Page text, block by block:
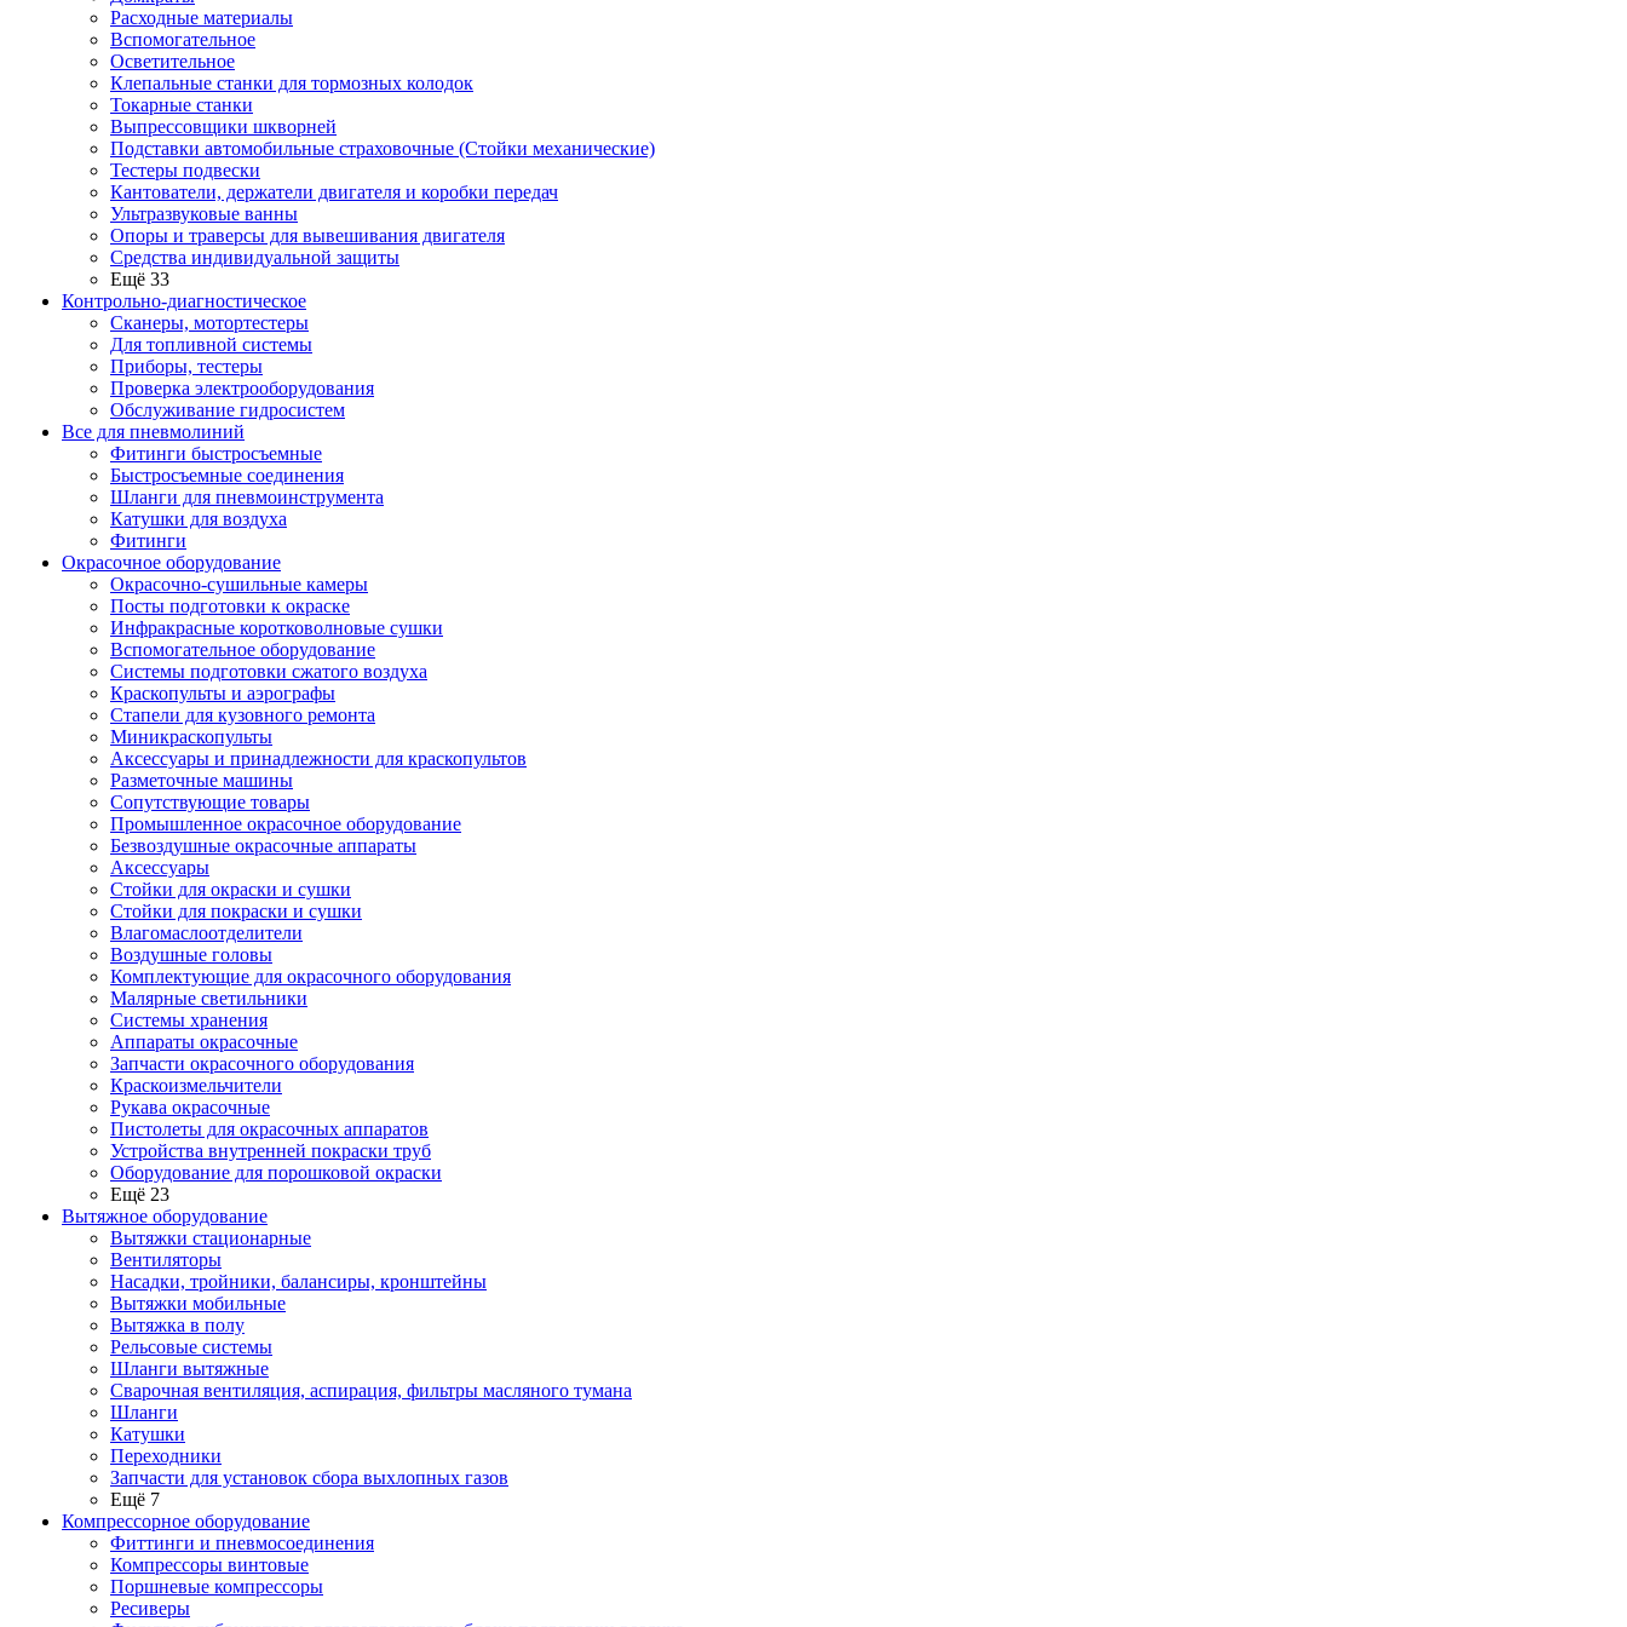
Расходные материалы
Вспомогательное
Осветительное
Клепальные станки для тормозных колодок
Токарные станки
Выпрессовщики шкворней
Подставки автомобильные страховочные (Стойки механические)
Тестеры подвески
Кантователи, держатели двигателя и коробки передач
Ультразвуковые ванны
Опоры и траверсы для вывешивания двигателя
Средства индивидуальной защиты
Ещё 33
Контрольно-диагностическое
Сканеры, мотортестеры
Для топливной системы
Приборы, тестеры
Проверка электрооборудования
Обслуживание гидросистем
Все для пневмолиний
Фитинги быстросъемные
Быстросъемные соединения
Шланги для пневмоинструмента
Катушки для воздуха
Фитинги
Окрасочное оборудование
Окрасочно-сушильные камеры
Посты подготовки к окраске
Инфракрасные коротковолновые сушки
Вспомогательное оборудование
Системы подготовки сжатого воздуха
Краскопульты и аэрографы
Стапели для кузовного ремонта
Миникраскопульты
Аксессуары и принадлежности для краскопультов
Разметочные машины
Сопутствующие товары
Промышленное окрасочное оборудование
Безвоздушные окрасочные аппараты
Аксессуары
Стойки для окраски и сушки
Стойки для покраски и сушки
Влагомаслоотделители
Воздушные головы
Комплектующие для окрасочного оборудования
Малярные светильники
Системы хранения
Аппараты окрасочные
Запчасти окрасочного оборудования
Краскоизмельчители
Рукава окрасочные
Пистолеты для окрасочных аппаратов
Устройства внутренней покраски труб
Оборудование для порошковой окраски
Ещё 23
Вытяжное оборудование
Вытяжки стационарные
Вентиляторы
Насадки, тройники, балансиры, кронштейны
Вытяжки мобильные
Вытяжка в полу
Рельсовые системы
Шланги вытяжные
Сварочная вентиляция, аспирация, фильтры масляного тумана
Шланги
Катушки
Переходники
Запчасти для установок сбора выхлопных газов
Ещё 7
Компрессорное оборудование
Фиттинги и пневмосоединения
Компрессоры винтовые
Поршневые компрессоры
Ресиверы